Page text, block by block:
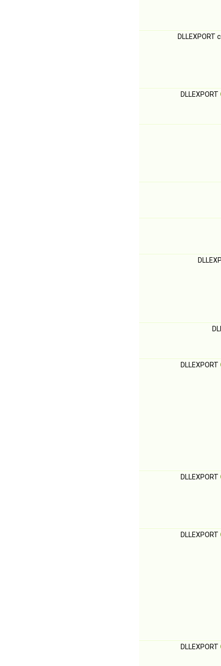
DLLEXPORT
DLLEXPORT
DLLEXPORT
DLLEXPORT
DLLEXPORT
DLLEXPORT